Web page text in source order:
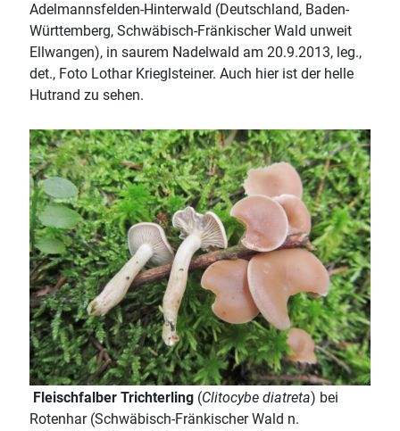
Adelmannsfelden-Hinterwald (Deutschland, Baden-
Württemberg, Schwäbisch-Fränkischer Wald unweit
Ellwangen), in saurem Nadelwald am 20.9.2013, leg.,
det., Foto Lothar Krieglsteiner. Auch hier ist der helle
Hutrand zu sehen.
Fleischfalber Trichterling (Clitocybe diatreta) bei
Rotenhar (Schwäbisch-Fränkischer Wald n.